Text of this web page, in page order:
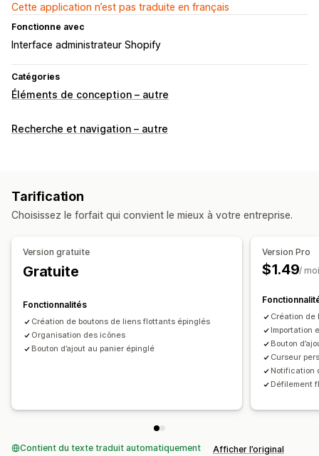
Cette application n’est pas traduite en français
Fonctionne avec
Interface administrateur Shopify
Catégories
Éléments de conception – autre
Recherche et navigation – autre
Tarification
Choisissez le forfait qui convient le mieux à votre entreprise.
Version gratuite
Gratuite
Fonctionnalités
Création de boutons de liens flottants épinglés
Organisation des icônes
Bouton d’ajout au panier épinglé
Version Pro
$1.49/
Création de
Importation
Bouton
Curseur
Notification
Défilement
Contient du texte traduit automatiquement Afficher l’original